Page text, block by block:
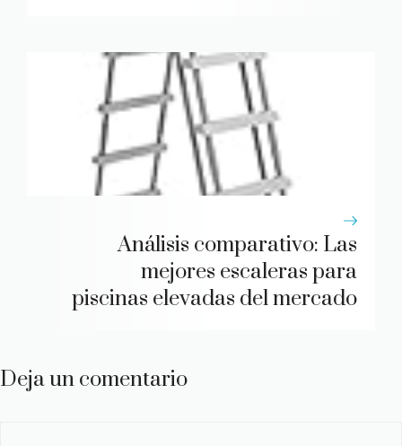
Análisis comparativo: Las
mejores escaleras para
piscinas elevadas del mercado
Deja un comentario